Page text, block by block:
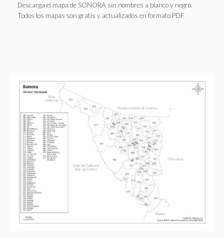
Descarga el mapa de SONORA sin nombres a blanco y negro.
Todos los mapas son gratis y actualizados en formato PDF